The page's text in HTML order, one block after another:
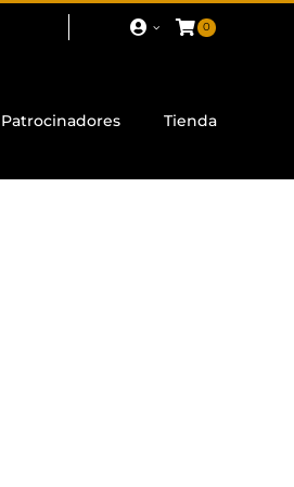
0
Patrocinadores Tienda